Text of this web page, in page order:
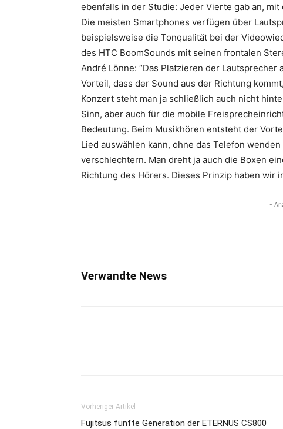
ebenfalls in der Studie: Jeder Vierte gab an,
Die meisten Smartphones verfügen über
beispielsweise die Tonqualität bei der
des HTC BoomSounds mit seinen frontalen
André Lönne: “Das Platzieren der
Vorteil, dass der Sound aus der Richtung
Konzert steht man ja schließlich auch nicht
Sinn, aber auch für die mobile
Bedeutung. Beim Musikhören entsteht der
Lied auswählen kann, ohne das Telefon
verschlechtern. Man dreht ja auch die Boxen
Richtung des Hörers. Dieses Prinzip haben wir
-
Verwandte News
Vorheriger Artikel
Fujitsus fünfte Generation der ETERNUS CS800